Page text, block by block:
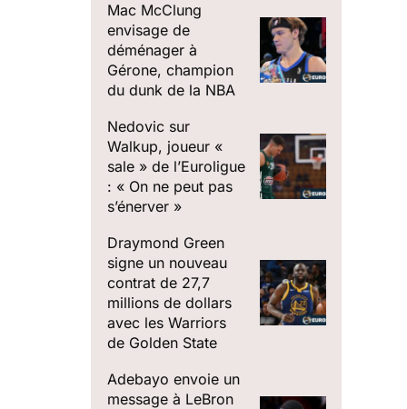
Mac McClung
envisage de
déménager à
Gérone, champion
du dunk de la NBA
Nedovic sur
Walkup, joueur «
sale » de l’Euroligue
: « On ne peut pas
s’énerver »
Draymond Green
signe un nouveau
contrat de 27,7
millions de dollars
avec les Warriors
de Golden State
Adebayo envoie un
message à LeBron